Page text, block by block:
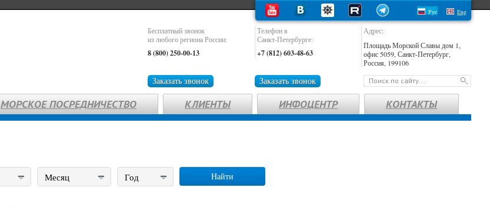
Рус Eng
Бесплатный звонок
из любого региона России:
8 (800) 250-00-13
Телефон в
Санкт-Петербурге:
+7 (812) 603-48-63
Адрес:
Площадь Морской Славы дом 1,
офис 5059, Санкт-Петербург,
Россия, 199106
Заказать звонок Заказать звонок
МОРСКОЕ ПОСРЕДНИЧЕСТВО КЛИЕНТЫ ИНФОЦЕНТР КОНТАКТЫ
Месяц Год Найти